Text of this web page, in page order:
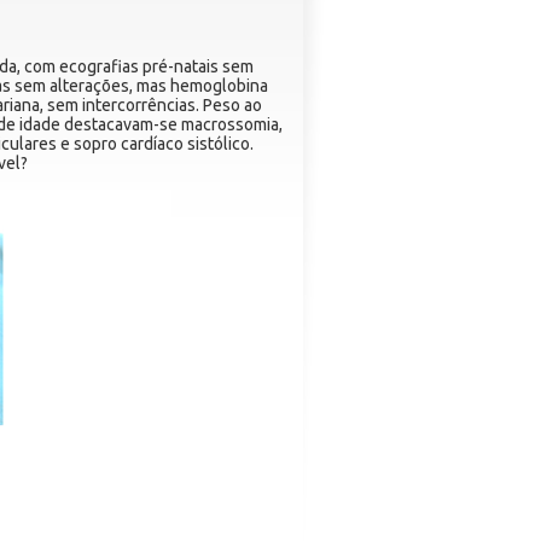
com ecografias pré-natais sem
sem alterações, mas hemoglobina
sem intercorrências. Peso ao
idade destacavam-se macrossomia,
e sopro cardíaco sistólico.